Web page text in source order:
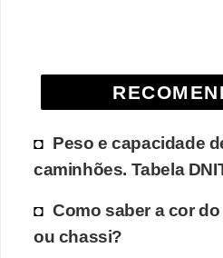
Peso e capacidade
caminhões. Tabela
Como saber a cor
ou chassi?
f
o
a
d
C